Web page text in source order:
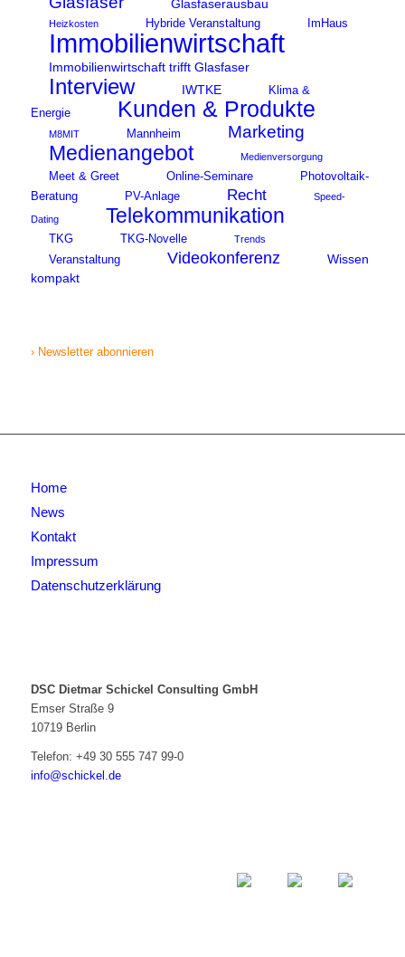
Glasfaserausbau
Heizkosten Hybride Veranstaltung ImHaus
Immobilienwirtschaft
Immobilienwirtschaft trifft Glasfaser
Interview IWTKE
Klima &
Energie
Kunden & Produkte
M8MIT Mannheim Marketing
Medienangebot Medienversorgung
Meet & Greet Online-Seminare
Photovoltaik-
Beratung
PV-Anlage Recht Speed-
Dating Telekommunikation
TKG TKG-Novelle Trends
Veranstaltung Videokonferenz
Wissen
kompakt
› Newsletter abonnieren
Home
News
Kontakt
Impressum
Datenschutzerklärung
DSC Dietmar Schickel Consulting GmbH
Emser Straße 9
10719 Berlin
Telefon: +49 30 555 747 99-0
info@schickel.de